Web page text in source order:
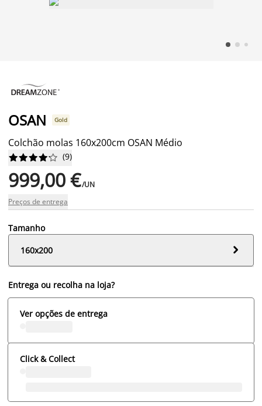
OSAN Gold
Colchão molas 160x200cm OSAN Médio





 (9)
999,00 €/UN
Preços de entrega
Tamanho
160x200

Entrega ou recolha na loja?
Ver opções de entrega
Click & Collect